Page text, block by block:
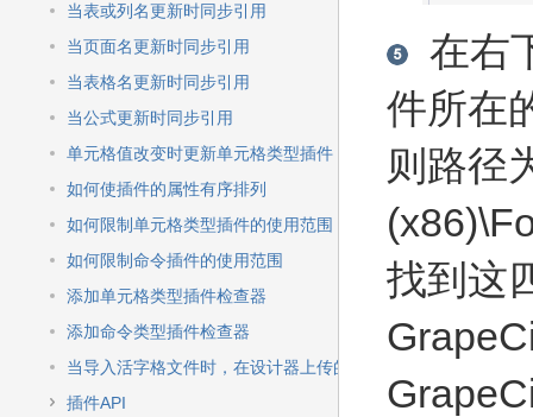
当表或列名更新时同步引用
当页面名更新时同步引用
当表格名更新时同步引用
当公式更新时同步引用
单元格值改变时更新单元格类型插件
如何使插件的属性有序排列
如何限制单元格类型插件的使用范围
如何限制命令插件的使用范围
添加单元格类型插件检查器
添加命令类型插件检查器
当导入活字格文件时，在设计器上传的图像或文件不能导入
插件API
在右
件所在
则路径
找到这